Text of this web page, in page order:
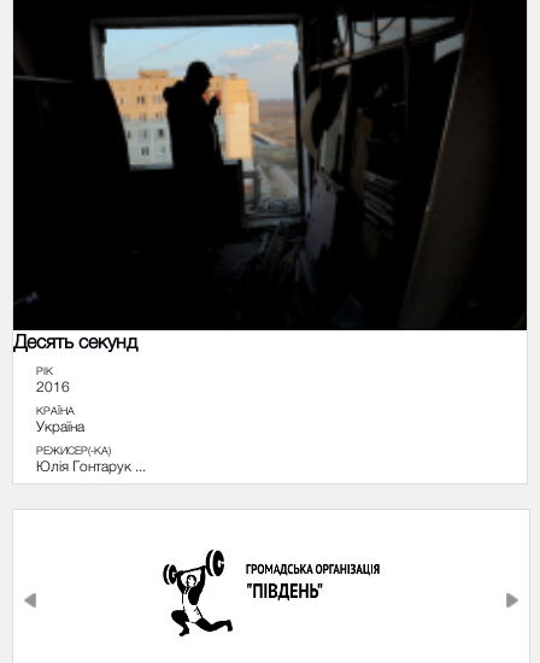
Десять секунд
РІК
2016
КРАЇНА
Україна
РЕЖИСЕР(-КА)
Юлія Гонтарук ...